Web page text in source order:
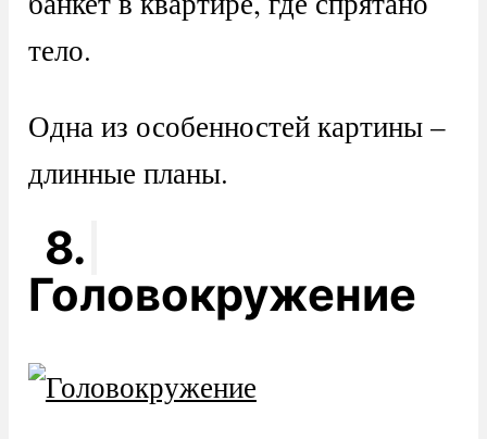
тело.
Одна из особенностей картины –
длинные планы.
8.
Головокружение